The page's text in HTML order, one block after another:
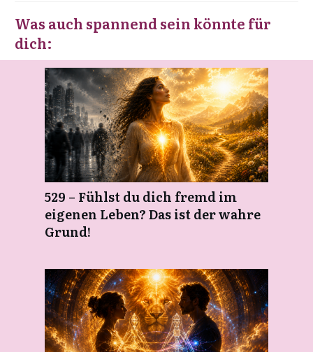
Was auch spannend sein könnte für
dich:
529 – Fühlst du dich fremd im
eigenen Leben? Das ist der wahre
Grund!